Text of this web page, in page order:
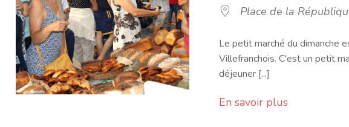
Place de la
Le petit marché du dimanche
Villefranchois. C'est un petit
déjeuner [...]
En savoir plus